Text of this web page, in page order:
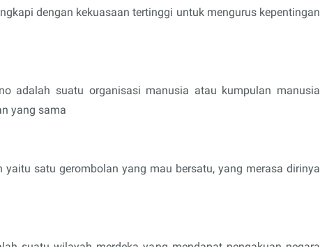
dengan kekuasaan tertinggi untuk mengurus kepentingan
adalah suatu organisasi manusia atau kumpulan manusia
yang sama
yaitu satu gerombolan yang mau bersatu, yang merasa dirinya